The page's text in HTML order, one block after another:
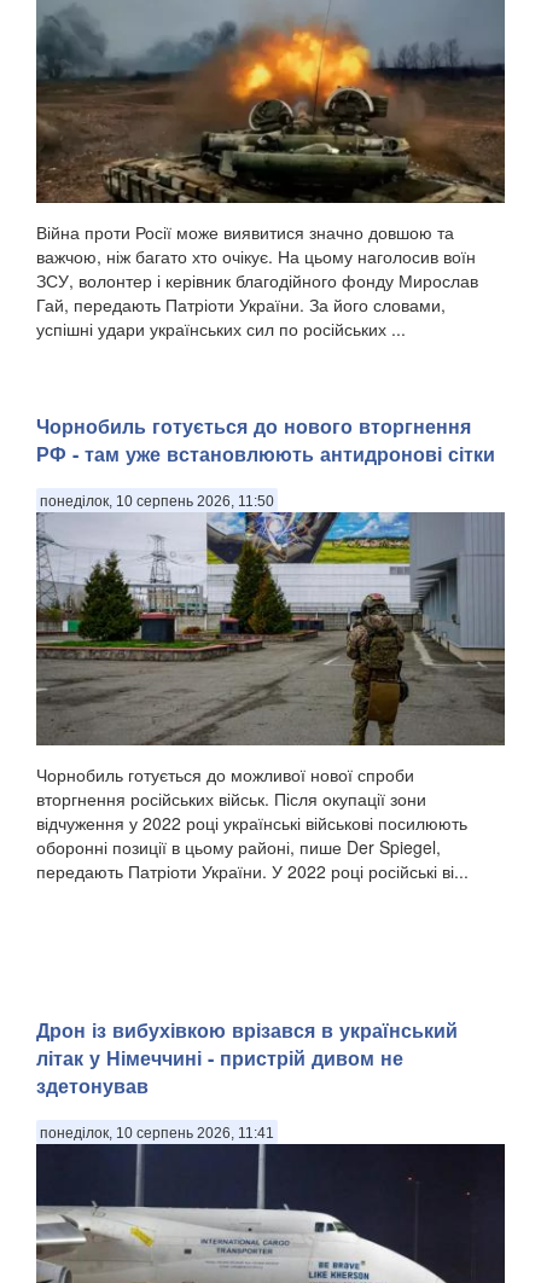
Війна проти Росії може виявитися значно довшою та
важчою, ніж багато хто очікує. На цьому наголосив воїн
ЗСУ, волонтер і керівник благодійного фонду Мирослав
Гай, передають Патріоти України. За його словами,
успішні удари українських сил по російських ...
Чорнобиль готується до нового вторгнення
РФ - там уже встановлюють антидронові сітки
понеділок, 10 серпень 2026, 11:50
Чорнобиль готується до можливої нової спроби
вторгнення російських військ. Після окупації зони
відчуження у 2022 році українські військові посилюють
оборонні позиції в цьому районі, пише Der Spiegel,
передають Патріоти України. У 2022 році російські ві...
Дрон із вибухівкою врізався в український
літак у Німеччині - пристрій дивом не
здетонував
понеділок, 10 серпень 2026, 11:41